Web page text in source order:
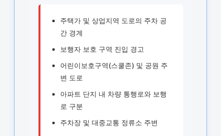
주택가 및 상업지역 도로의 주차 공
간 경계
보행자 보호 구역 진입 경고
어린이보호구역(스쿨존) 및 공원 주
변 도로
아파트 단지 내 차량 통행로와 보행
로 구분
주차장 및 대중교통 정류소 주변